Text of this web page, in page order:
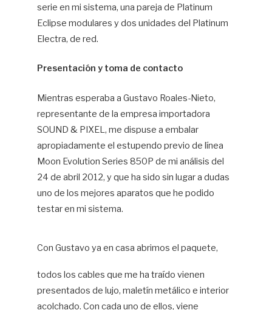
serie en mi sistema, una pareja de Platinum
Eclipse modulares y dos unidades del Platinum
Electra, de red.
Presentación y toma de contacto
Mientras esperaba a Gustavo Roales-Nieto,
representante de la empresa importadora
SOUND & PIXEL, me dispuse a embalar
apropiadamente el estupendo previo de línea
Moon Evolution Series 850P de mi análisis del
24 de abril 2012, y que ha sido sin lugar a dudas
uno de los mejores aparatos que he podido
testar en mi sistema.
Con Gustavo ya en casa abrimos el paquete,
todos los cables que me ha traído vienen
presentados de lujo, maletín metálico e interior
acolchado. Con cada uno de ellos, viene